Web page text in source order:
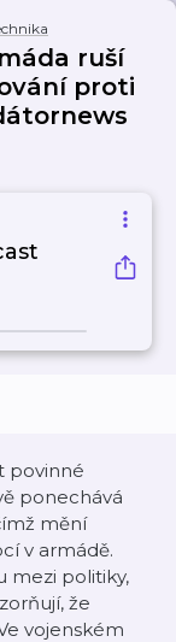
ruší
proti
povinné
ponechává
mění
v armádě.
mezi politiky,
že
vojenském